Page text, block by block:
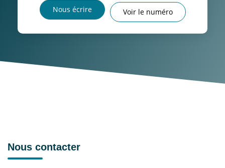
Nous écrire Voir le numéro
Nous contacter